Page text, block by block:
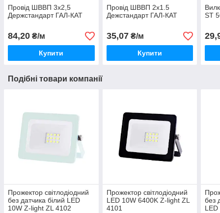
Провід ШВВП 3х2,5
Держстандарт ГАЛ-КАТ
84,20 ₴/м
Купити
Провід ШВВП 2х1.5
Дежстандарт ГАЛ-КАТ
35,07₴/м
Купити
ST
Подібні товари компанії
Прожектор світлодіодний
без датчика білий LED
10W Z-light ZL 4102
Прожектор світлодіодний
LED 10W 6400K Z-light ZL
4101
без